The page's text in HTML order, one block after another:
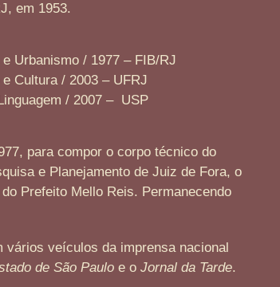
em 1953.
Urbanismo / 1977 – FIB/RJ
Cultura / 2003 – UFRJ
/ 2007 – USP
para compor o corpo técnico do
e Planejamento de Juiz de Fora, o
do Prefeito Mello Reis. Permanecendo
vários veículos da imprensa nacional
de São Paulo e o Jornal da Tarde.